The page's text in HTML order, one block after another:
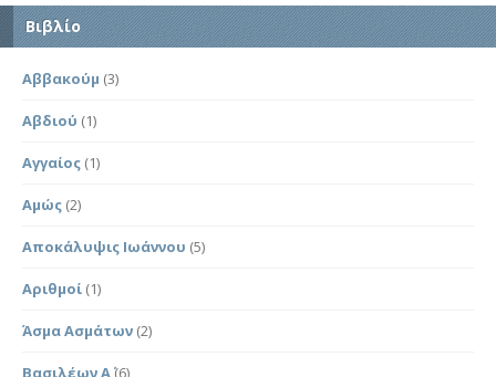
Βιβλίο
Αββακούμ (3)
Αβδιού (1)
Αγγαίος (1)
Αμώς (2)
Αποκάλυψις Ιωάννου (5)
Αριθμοί (1)
Άσμα Ασμάτων (2)
Βασιλέων Α΄(6)